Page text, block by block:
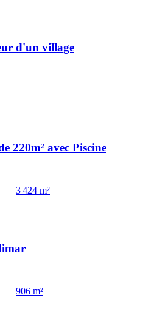
d'un village
220m² avec Piscine
3 424 m²
906 m²